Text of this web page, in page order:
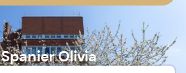
Spanier Olivia